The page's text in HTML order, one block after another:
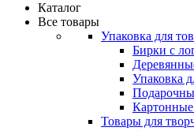
Каталог
Все товары
Упаковка для
Бирки с
Упаковка
Товары для